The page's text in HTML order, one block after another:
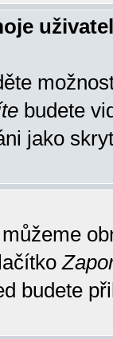
budete
jako
budete